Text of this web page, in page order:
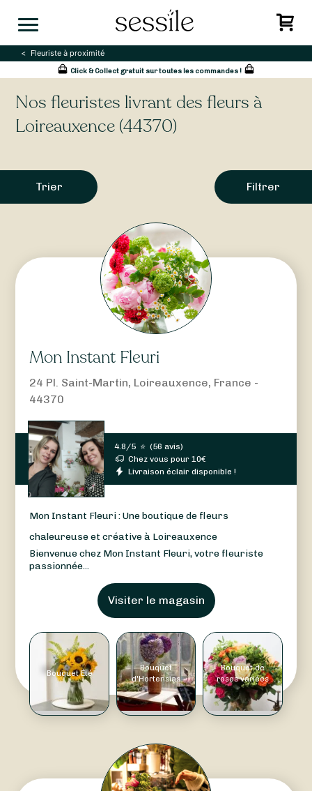
Fleuriste à proximité
Click & Collect gratuit sur toutes les commandes !
Nos fleuristes livrant des fleurs à
Loireauxence (44370)
Trier Filtrer
Mon Instant Fleuri
24 Pl. Saint-Martin, Loireauxence, France -
44370
4.8/5 ⭐ (56 avis)
Chez vous pour10€
Livraison éclair disponible !
Mon Instant Fleuri : Une boutique de fleurs
chaleureuse et créative à Loireauxence
Bienvenue chez Mon Instant Fleuri, votre fleuriste
passionnée...
Visiter le magasin
Bouquet Été
Bouquet
d'Hortensias
Bouquet de
roses variées